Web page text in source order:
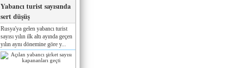
Yabancı turist sayısında
sert düşüş
Rusya'ya gelen yabancı turist
sayısı yılın ilk altı ayında geçen
yılın aynı dönemine göre y...